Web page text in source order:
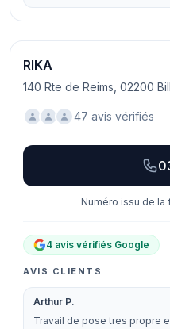
RIKA
140 Rte de Reims, 02200
47 avis vérifiés
Numéro issu de la
4 avis vérifiés Google
AVIS CLIENTS
Arthur P.
Travail de pose tres propre